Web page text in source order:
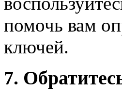
помочь вам
ключей.
7.